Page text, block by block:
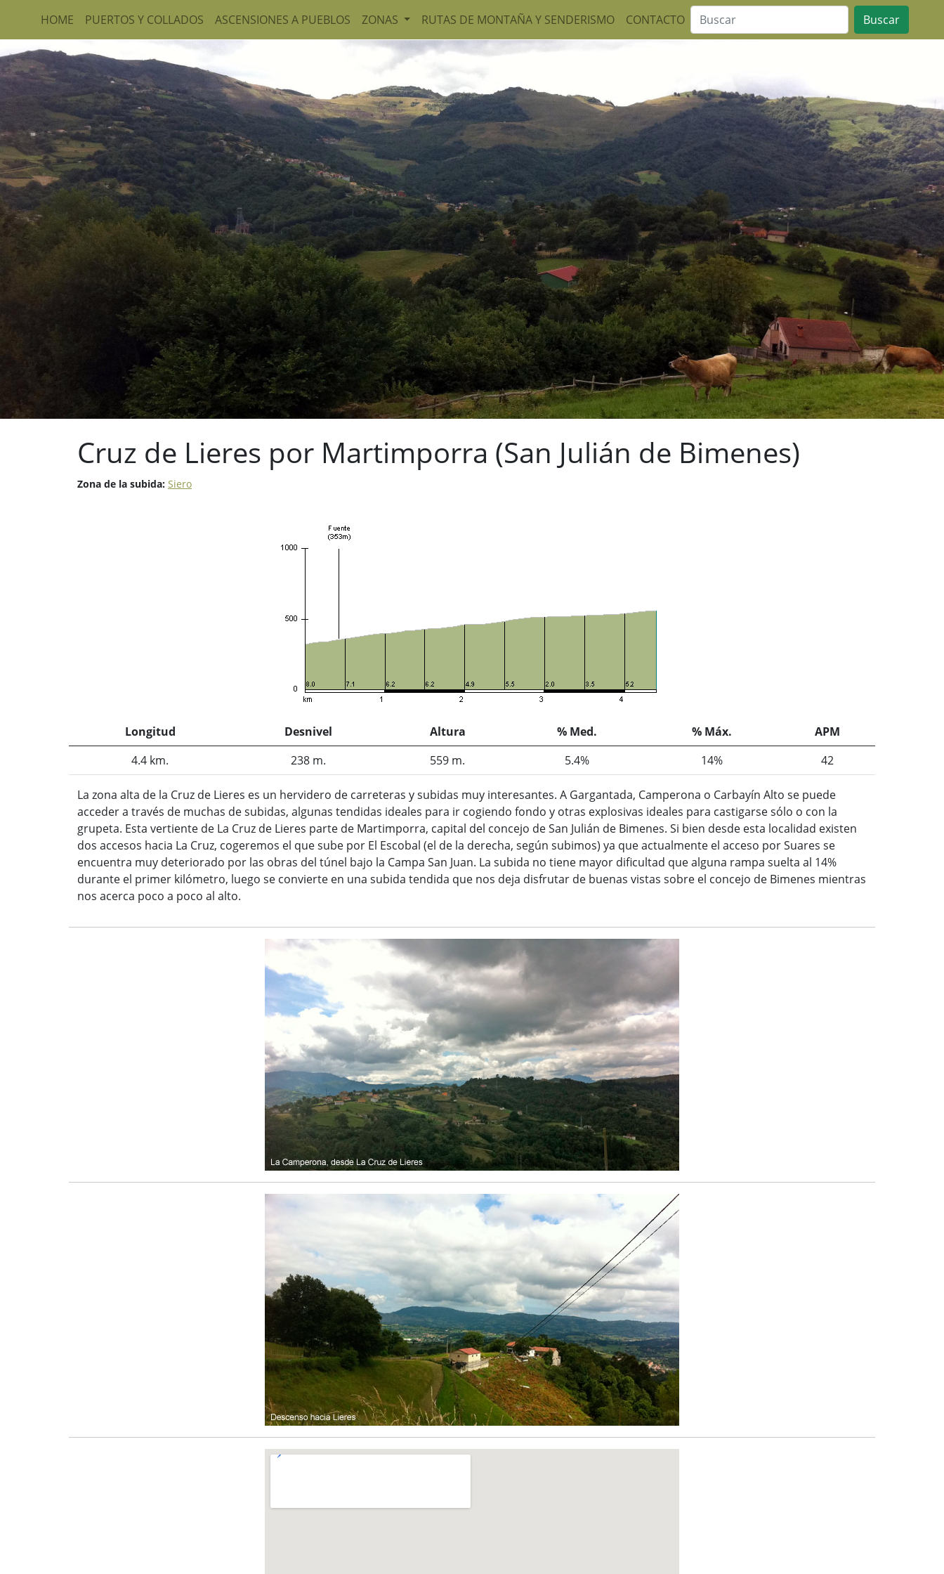
HOME PUERTOS Y COLLADOS ASCENSIONES A PUEBLOS ZONAS RUTAS DE MONTAÑA Y SENDERISMO CONTACTO Buscar
Cruz de Lieres por Martimporra (San Julián de Bimenes)
Zona de la subida: Siero
Longitud Desnivel Altura % Med. % Máx.
APM
4.4 km.
238 m. 559 m. 5.4% 14% 42
La zona alta de la Cruz de Lieres es un hervidero de carreteras y subidas muy interesantes. A Gargantada, Camperona o Carbayín Alto se puede
acceder a través de muchas de subidas, algunas tendidas ideales para ir cogiendo fondo y otras explosivas ideales para castigarse sólo o con la
grupeta. Esta vertiente de La Cruz de Lieres parte de Martimporra, capital del concejo de San Julián de Bimenes. Si bien desde esta localidad existen
dos accesos hacia La Cruz, cogeremos el que sube por El Escobal (el de la derecha, según subimos) ya que actualmente el acceso por Suares se
encuentra muy deteriorado por las obras del túnel bajo la Campa San Juan. La subida no tiene mayor dificultad que alguna rampa suelta al 14%
durante el primer kilómetro, luego se convierte en una subida tendida que nos deja disfrutar de buenas vistas sobre el concejo de Bimenes mientras
nos acerca poco a poco al alto.